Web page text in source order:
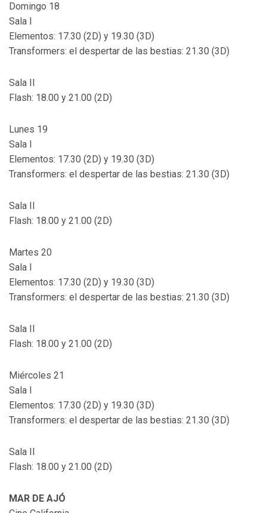
Domingo 18
Sala I
Elementos: 17.30 (2D) y 19.30 (3D)
Transformers: el despertar de las bestias: 21.30 (3D)
Sala II
Flash: 18.00 y 21.00 (2D)
Lunes 19
Sala I
Elementos: 17.30 (2D) y 19.30 (3D)
Transformers: el despertar de las bestias: 21.30 (3D)
Sala II
Flash: 18.00 y 21.00 (2D)
Martes 20
Sala I
Elementos: 17.30 (2D) y 19.30 (3D)
Transformers: el despertar de las bestias: 21.30 (3D)
Sala II
Flash: 18.00 y 21.00 (2D)
Miércoles 21
Sala I
Elementos: 17.30 (2D) y 19.30 (3D)
Transformers: el despertar de las bestias: 21.30 (3D)
Sala II
Flash: 18.00 y 21.00 (2D)
MAR DE AJÓ